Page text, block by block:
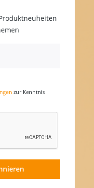
zur Kenntnis